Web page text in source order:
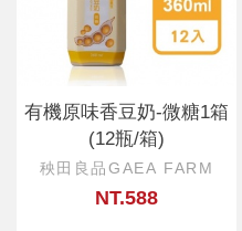
有機原味香豆奶-微糖1箱
(12瓶/箱)
秧田良品GAEA FARM
NT.588